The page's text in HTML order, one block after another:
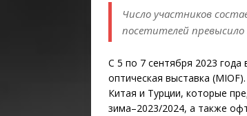
Число участников
посетителей превысило
С 5 по 7 сентября 2023
оптическая выставка
Китая и Турции, которые
зима–2023/2024, а также